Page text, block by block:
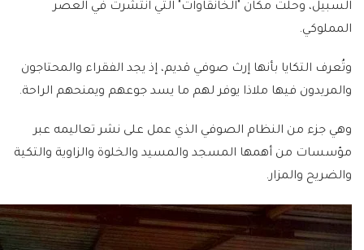
السبيل، وحلت مكان "الخانقاوات" التي انتشرت في العصر
المملوكي.
وتُعرف التكايا بأنها إرث صوفي قديم، إذ يجد الفقراء والمحتاجون
والمريدون فيها ملاذا يوفر لهم ما يسد جوعهم ويمنحهم الراحة.
وهي جزء من النظام الصوفي الذي عمل على نشر تعاليمه عبر
مؤسسات من أهمها المسجد والمسيد والخلوة والزاوية والتكية
والضريح والمزار.